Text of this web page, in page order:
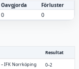
Oavgjorda Förluster
0 0
Resultat
–IFK Norrköping 0–2